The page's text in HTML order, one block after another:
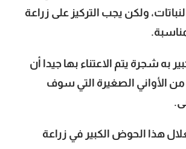
ولكن يجب التركيز على زراعة
به شجرة يتم الاعتناء بها جيدا أن
الأواني الصغيرة التي سوف
هذا الحوض الكبير في زراعة